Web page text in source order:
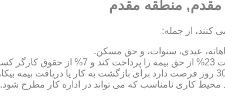
مقدم, منطقه مقدم
کنند، از جمله:
عیدی، سنوات، و حق مسکن.
شود.
محیط کاری نامناسب که می تواند در اداره کار مطرح شود.